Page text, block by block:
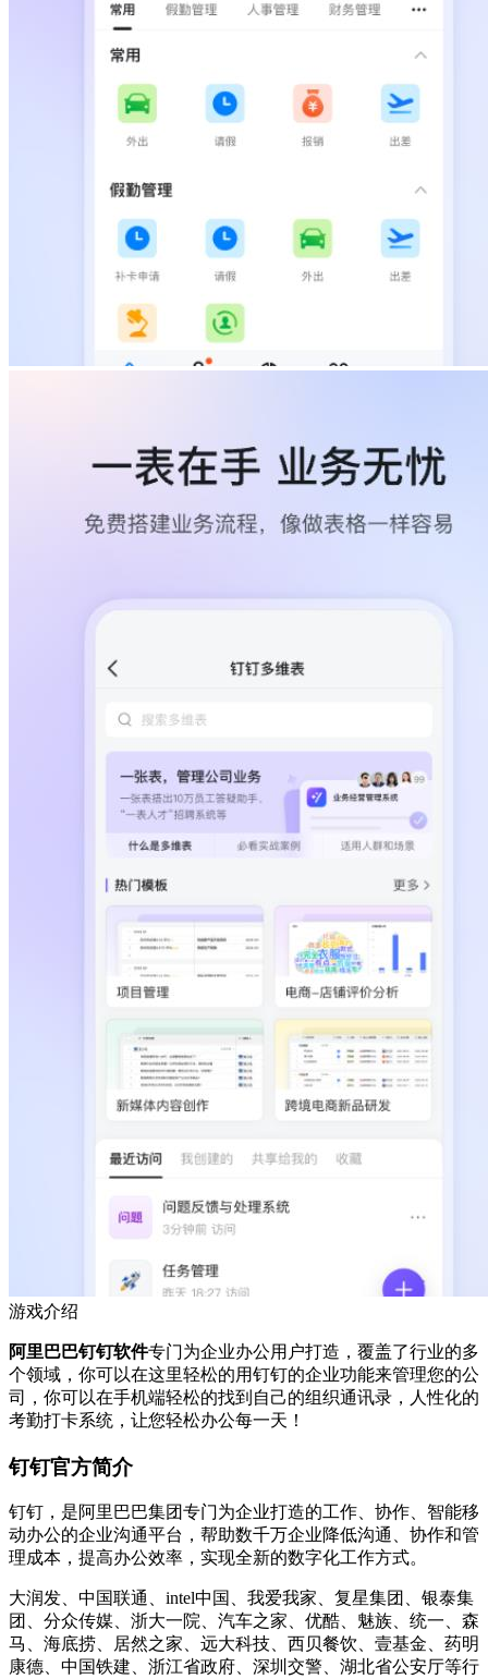
游戏介绍
阿里巴巴钉钉软件专门为企业办公用户打造，覆盖了行业的多
个领域，你可以在这里轻松的用钉钉的企业功能来管理您的公
司，你可以在手机端轻松的找到自己的组织通讯录，人性化的
考勤打卡系统，让您轻松办公每一天！
钉钉官方简介
钉钉，是阿里巴巴集团专门为企业打造的工作、协作、智能移
动办公的企业沟通平台，帮助数千万企业降低沟通、协作和管
理成本，提高办公效率，实现全新的数字化工作方式。
大润发、中国联通、intel中国、我爱我家、复星集团、银泰集
团、分众传媒、浙大一院、汽车之家、优酷、魅族、统一、森
马、海底捞、居然之家、远大科技、西贝餐饮、壹基金、药明
康德、中国铁建、浙江省政府、深圳交警、湖北省公安厅等行